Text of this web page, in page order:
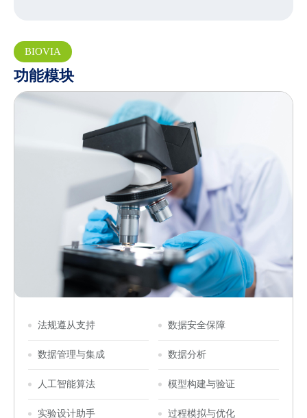
BIOVIA
功能模块
法规遵从支持 数据安全保障
数据管理与集成 数据分析
人工智能算法 模型构建与验证
实验设计助手 过程模拟与优化